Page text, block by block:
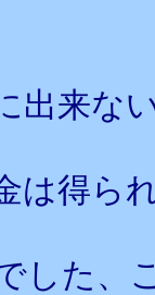
出来な
は得ら
した